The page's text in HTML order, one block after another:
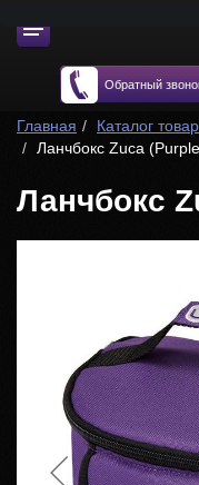
Обратный
Главная Каталог
Ланчбокс Zuca
Ланчбокс